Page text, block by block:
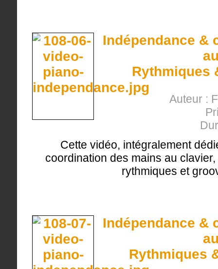
Indépendance &
Rythmiques
Auteur :
Cette vidéo, intégralement
coordination des mains au
rythmiques et
Indépendance &
Rythmiques